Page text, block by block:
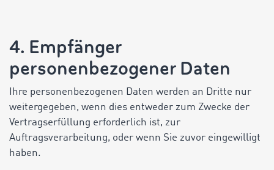
4. Empfänger
personenbezogener Daten
Ihre personenbezogenen Daten werden an Dritte nur
weitergegeben, wenn dies entweder zum Zwecke der
Vertragserfüllung erforderlich ist, zur
Auftragsverarbeitung, oder wenn Sie zuvor eingewilligt
haben.